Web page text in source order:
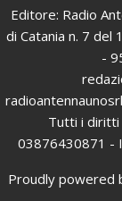
Editore: Radio
di Catania n. 7 del
-
Tutti i diritti
03876430871 -
Proudly powered